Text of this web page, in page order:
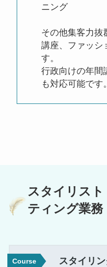
ニング
その他集客力抜
講座、ファッシ
す。
行政向けの年間
も対応可能です。
スタイリス
ティング業務
Course スタイリ